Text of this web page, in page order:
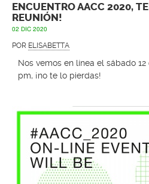
ENCUENTRO AACC 2020,
REUNIÓN!
02 DIC 2020
POR ELISABETTA
Nos vemos en línea el sábado
pm, ¡no te lo pierdas!